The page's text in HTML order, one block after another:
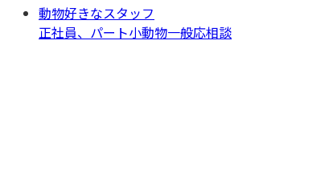
動物好きなスタッフ
正社員、パート小動物一般応相談